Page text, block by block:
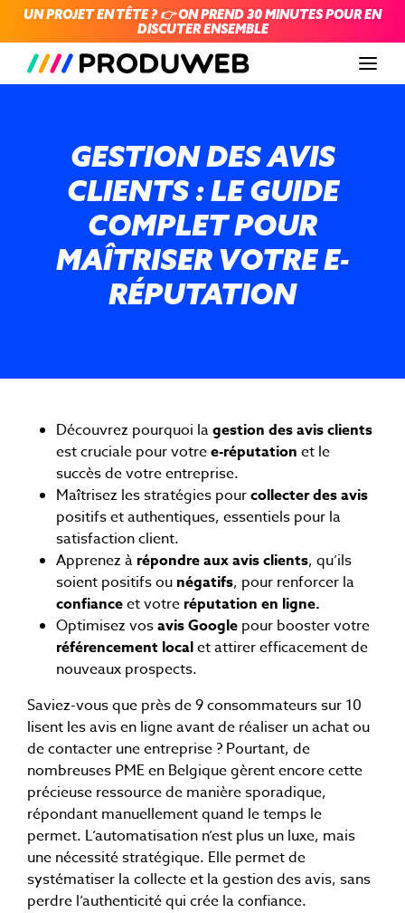
UN PROJET EN TÊTE ? 👉 ON PREND 30 MINUTES POUR EN
DISCUTER ENSEMBLE
Menu
GESTION DES AVIS
CLIENTS : LE GUIDE
COMPLET POUR
MAÎTRISER VOTRE E-
RÉPUTATION
Découvrez pourquoi lagestion des avis clients
est cruciale pour votree-réputation et le
succès de votre entreprise.
Maîtrisez les stratégies pourcollecter des avis
positifs et authentiques, essentiels pour la
satisfaction client.
Apprenez à répondre aux avis clients, qu’ils
soient positifs ou négatifs, pour renforcer la
confianceet votre réputation en ligne.
Optimisez vosavis Google pour booster votre
référencement localet attirer efficacement de
nouveaux prospects.
Saviez-vous que près de 9 consommateurs sur 10
lisent les avis en ligne avant de réaliser un achat ou
de contacter une entreprise ? Pourtant, de
nombreuses PME en Belgique gèrent encore cette
précieuse ressource de manière sporadique,
répondant manuellement quand le temps le
permet. L’automatisation n’est plus un luxe, mais
une nécessité stratégique. Elle permet de
systématiser la collecte et la gestion des avis, sans
perdre l’authenticité qui crée la confiance.